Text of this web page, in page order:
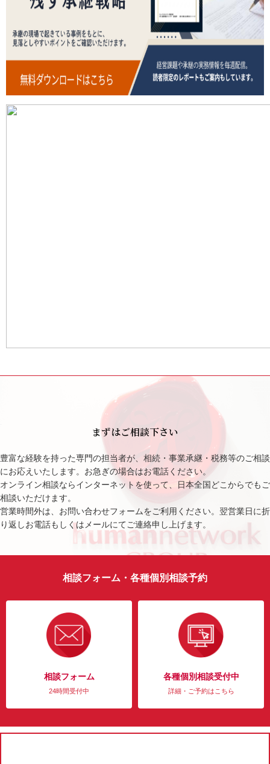
まずはご相談下さい
豊富な経験を持った専門の担当者が、相続・事業承継・税務等のご相談
にお応えいたします。お急ぎの場合はお電話ください。
オンライン相談ならインターネットを使って、日本全国どこからでもご
相談いただけます。
営業時間外は、お問い合わせフォームをご利用ください。翌営業日に折
り返しお電話もしくはメールにてご連絡申し上げます。
相談フォーム・各種個別相談予約
相談フォーム
24時間受付中
各種個別相談受付中
詳細・ご予約はこちら